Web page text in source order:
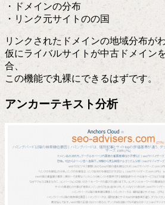
・ドメインの分布
・リンク元サイトのの国
リンクされたドメインの地域分布が
仮にライバルサイトが中古ドメイン
合、
この機能で丸裸にできるはずです。
アンカーテキスト分析